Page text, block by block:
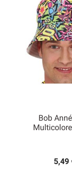
Bob
5,49